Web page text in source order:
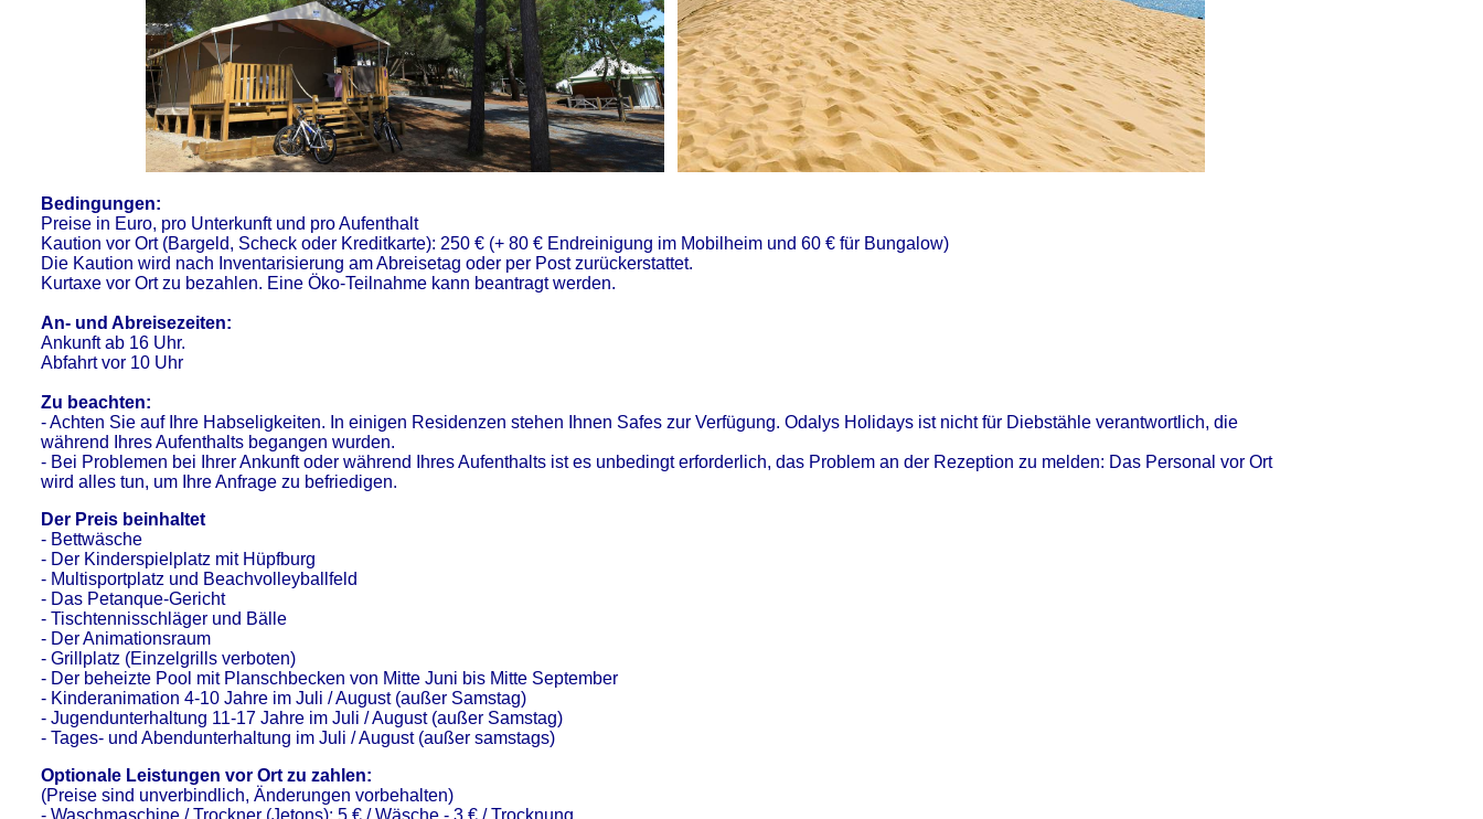
Bedingungen:
Preise in Euro, pro Unterkunft und pro Aufenthalt
Kaution vor Ort (Bargeld, Scheck oder Kreditkarte): 250 € (+ 80 € Endreinigung im Mobilheim und 60 € für Bungalow)
Die Kaution wird nach Inventarisierung am Abreisetag oder per Post zurückerstattet.
Kurtaxe vor Ort zu bezahlen. Eine Öko-Teilnahme kann beantragt werden.
An- und Abreisezeiten:
Ankunft ab 16 Uhr.
Abfahrt vor 10 Uhr
Zu beachten:
- Achten Sie auf Ihre Habseligkeiten. In einigen Residenzen stehen Ihnen Safes zur Verfügung. Odalys Holidays ist nicht für Diebstähle verantwortlich, die
während Ihres Aufenthalts begangen wurden.
- Bei Problemen bei Ihrer Ankunft oder während Ihres Aufenthalts ist es unbedingt erforderlich, das Problem an der Rezeption zu melden: Das Personal vor Ort
wird alles tun, um Ihre Anfrage zu befriedigen.
Der Preis beinhaltet
- Bettwäsche
- Der Kinderspielplatz mit Hüpfburg
- Multisportplatz und Beachvolleyballfeld
- Das Petanque-Gericht
- Tischtennisschläger und Bälle
- Der Animationsraum
- Grillplatz (Einzelgrills verboten)
- Der beheizte Pool mit Planschbecken von Mitte Juni bis Mitte September
- Kinderanimation 4-10 Jahre im Juli / August (außer Samstag)
- Jugendunterhaltung 11-17 Jahre im Juli / August (außer Samstag)
- Tages- und Abendunterhaltung im Juli / August (außer samstags)
Optionale Leistungen vor Ort zu zahlen:
(Preise sind unverbindlich, Änderungen vorbehalten)